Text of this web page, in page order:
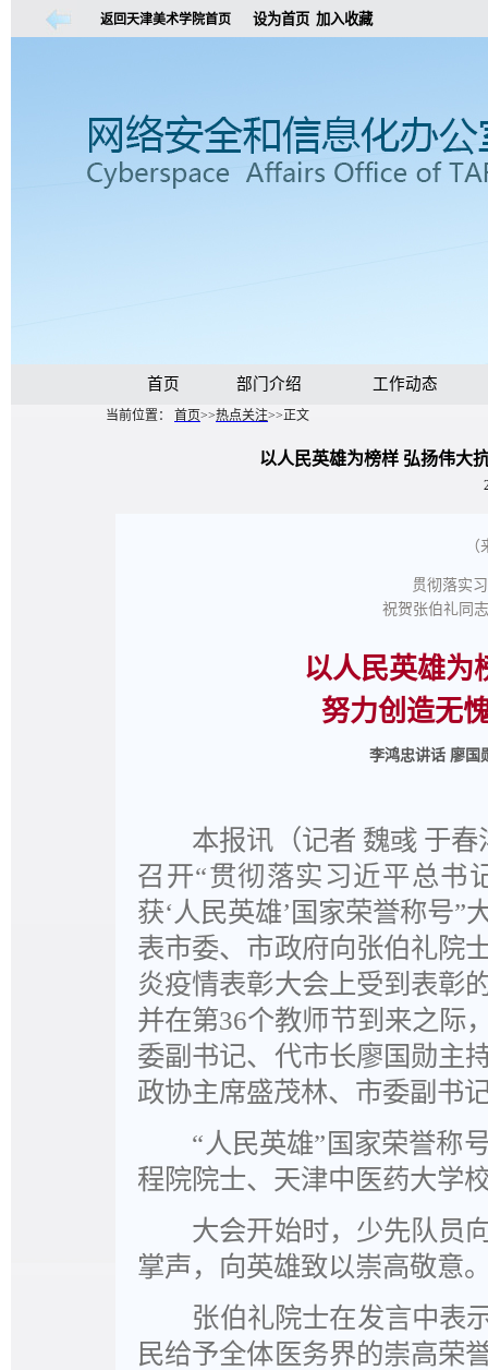
返回天津美术学院首页 设为首页 加入收藏
首页 部门介绍 工作动态
当前位置： 首页>>热点关注>>正文
以人民英雄为榜样 弘扬伟大
贯彻落实
祝贺张伯礼同
以人民英雄为
努力创造无
李鸿忠讲话 廖国
本报讯（记者 魏彧 于春
召开“贯彻落实习近平总书
获‘人民英雄’国家荣誉称号
表市委、市政府向张伯礼院
炎疫情表彰大会上受到表彰
并在第36个教师节到来之际
委副书记、代市长廖国勋主
政协主席盛茂林、市委副书
“人民英雄”国家荣誉称号
程院院士、天津中医药大学
大会开始时，少先队员向
掌声，向英雄致以崇高敬意
张伯礼院士在发言中表示
民给予全体医务界的崇高荣